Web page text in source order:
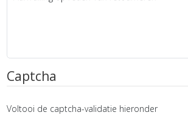
Captcha
Voltooi de captcha-validatie hieronder